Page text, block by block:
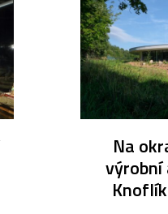
Na
výrobní